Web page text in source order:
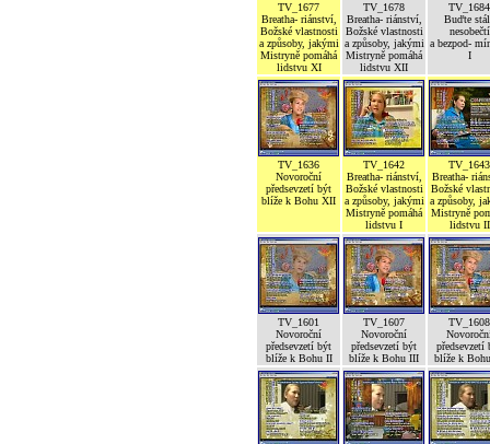
TV_1677
Breatha- riánství,
Božské vlastnosti
a způsoby, jakými
Mistryně pomáhá
lidstvu XI
TV_1678
Breatha- riánství,
Božské vlastnosti
a způsoby, jakými
Mistryně pomáhá
lidstvu XII
TV_1684
Buďte
nesobečtí
a bezpod-
I
TV_1636
Novoroční
předsevzetí být
blíže k Bohu XII
TV_1642
Breatha- riánství,
Božské vlastnosti
a způsoby, jakými
Mistryně pomáhá
lidstvu I
TV_1643
Breatha-
Božské
a způsoby,
Mistryně
lidstvu II
TV_1601
Novoroční
předsevzetí být
blíže k Bohu II
TV_1607
Novoroční
předsevzetí být
blíže k Bohu III
TV_1608
předsevzetí
blíže k